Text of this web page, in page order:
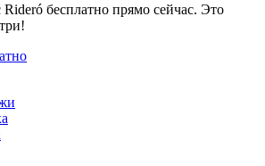
бесплатно прямо сейчас. Это